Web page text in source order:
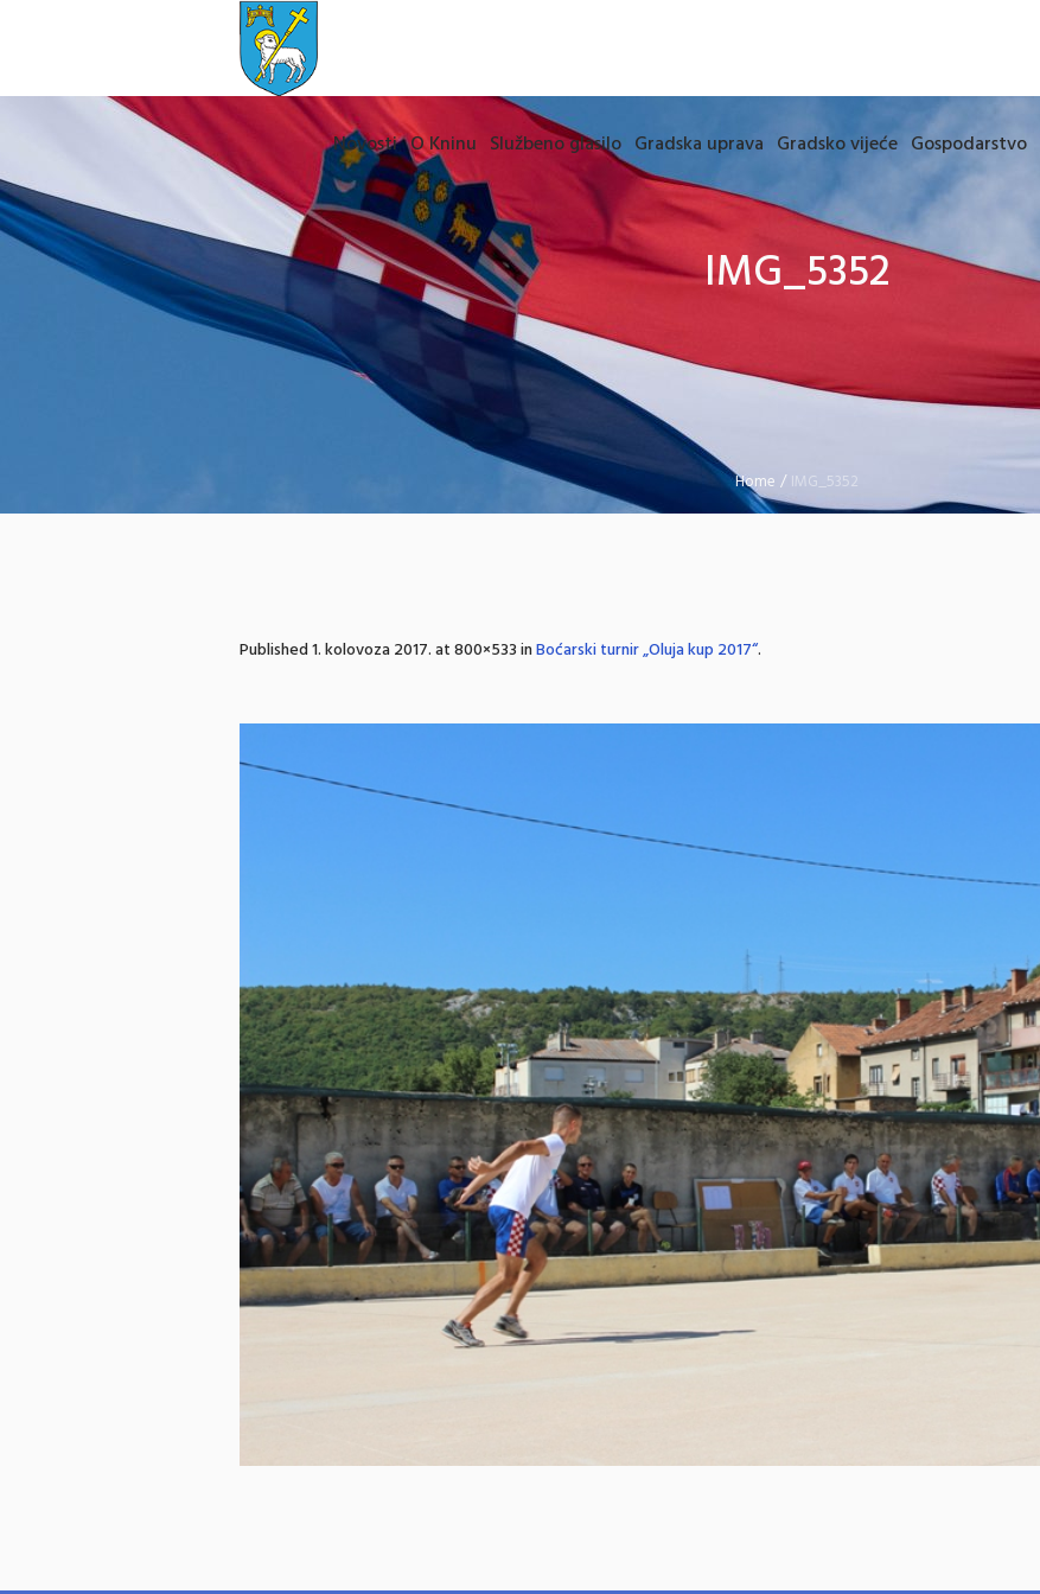
Novosti O Kninu Službeno glasilo Gradska uprava Gradsko vijeće Gospodarstvo
IMG_5352
Home /IMG_5352
Published1. kolovoza 2017.at 800×533 inBoćarski turnir „Oluja kup 2017“.